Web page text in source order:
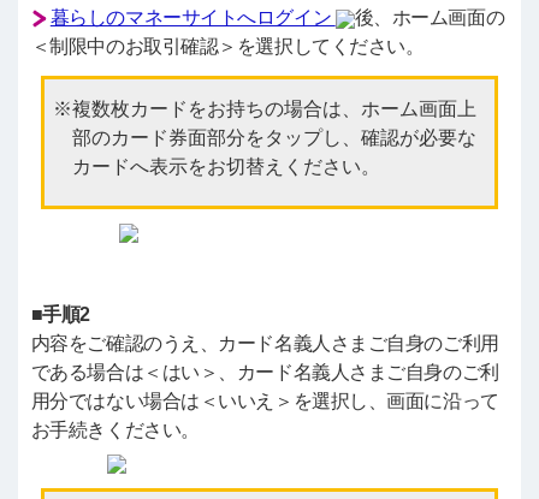
暮らしのマネーサイトへログイン
後、ホーム画面の
＜制限中のお取引確認＞を選択してください。
複数枚カードをお持ちの場合は、ホーム画面上
部のカード券面部分をタップし、確認が必要な
カードへ表示をお切替えください。
■手順2
内容をご確認のうえ、カード名義人さまご自身のご利用
である場合は＜はい＞、カード名義人さまご自身のご利
用分ではない場合は＜いいえ＞を選択し、画面に沿って
お手続きください。